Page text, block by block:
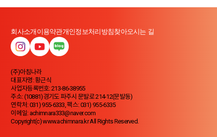
회사소개 이용약관개인정보처리방침찾아오시는 길
(주)아침나라
대표자명: 황근식
사업자등록번호: 213-86-38955
주소: (10881)경기도 파주시 문발로 214-12(문발동)
연락처: 031) 955-6333, 팩스: 031) 955-6335
이메일: achimnara333@naver.com
Copyright(c) www.achimnara.kr All Rights Reserved.